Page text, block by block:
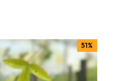
51%